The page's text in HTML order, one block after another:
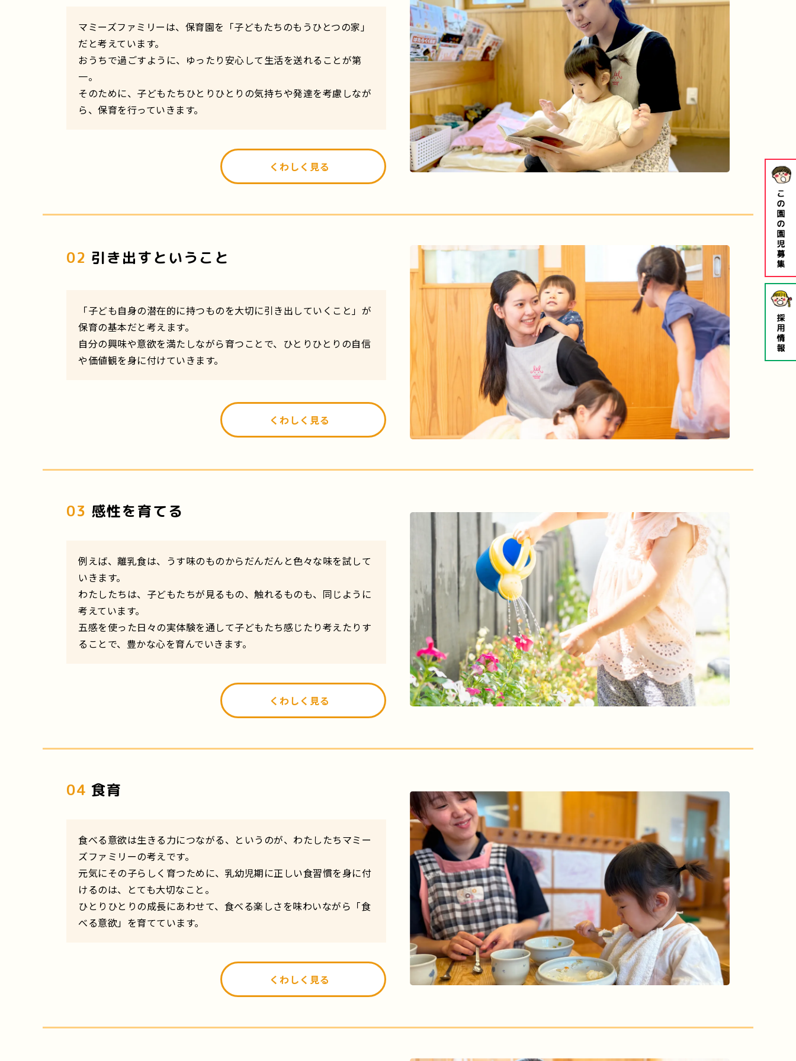
マミーズファミリーは、保育園を「子どもたちのもうひとつの家」
だと考えています。
おうちで過ごすように、ゆったり安心して生活を送れることが第
一。
そのために、子どもたちひとりひとりの気持ちや発達を考慮しなが
ら、保育を行っていきます。
くわしく見る
02 引き出すということ
「子ども自身の潜在的に持つものを大切に引き出していくこと」が
保育の基本だと考えます。
自分の興味や意欲を満たしながら育つことで、ひとりひとりの自信
や価値観を身に付けていきます。
くわしく見る
03 感性を育てる
例えば、離乳食は、うす味のものからだんだんと色々な味を試して
いきます。
わたしたちは、子どもたちが見るもの、触れるものも、同じように
考えています。
五感を使った日々の実体験を通して子どもたち感じたり考えたりす
ることで、豊かな心を育んでいきます。
くわしく見る
04 食育
食べる意欲は生きる力につながる、というのが、わたしたちマミー
ズファミリーの考えです。
元気にその子らしく育つために、乳幼児期に正しい食習慣を身に付
けるのは、とても大切なこと。
ひとりひとりの成長にあわせて、食べる楽しさを味わいながら「食
べる意欲」を育てています。
くわしく見る